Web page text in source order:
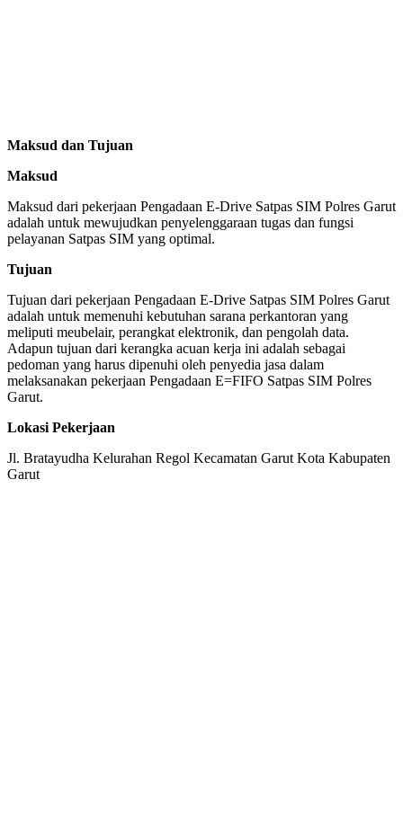
Maksud dan Tujuan
Maksud
Maksud dari pekerjaan Pengadaan E-Drive Satpas SIM Polres Garut
adalah untuk mewujudkan penyelenggaraan tugas dan fungsi
pelayanan Satpas SIM yang optimal.
Tujuan
Tujuan dari pekerjaan Pengadaan E-Drive Satpas SIM Polres Garut
adalah untuk memenuhi kebutuhan sarana perkantoran yang
meliputi meubelair, perangkat elektronik, dan pengolah data.
Adapun tujuan dari kerangka acuan kerja ini adalah sebagai
pedoman yang harus dipenuhi oleh penyedia jasa dalam
melaksanakan pekerjaan Pengadaan E=FIFO Satpas SIM Polres
Garut.
Lokasi Pekerjaan
Jl. Bratayudha Kelurahan Regol Kecamatan Garut Kota Kabupaten
Garut